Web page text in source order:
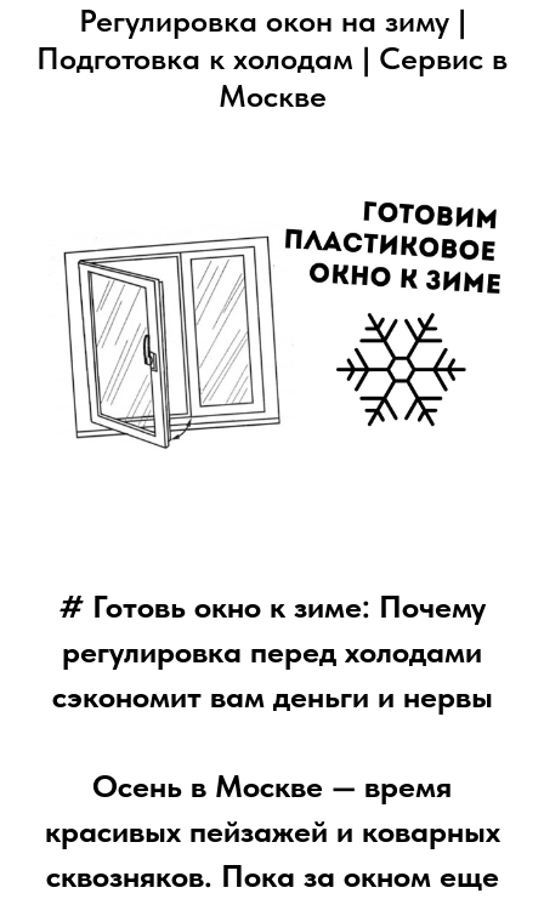
Регулировка окон на зиму |
Подготовка к холодам | Сервис в
Москве
# Готовь окно к зиме: Почему
регулировка перед холодами
сэкономит вам деньги и нервы
Осень в Москве — время
красивых пейзажей и коварных
сквозняков. Пока за окном еще